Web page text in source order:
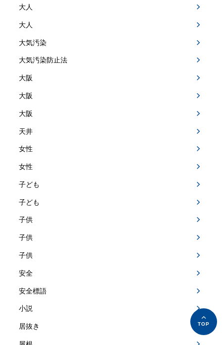
大人
大人
大気汚染
大気汚染防止法
大阪
大阪
大阪
天井
女性
女性
子ども
子ども
子供
子供
子供
安全
安全標語
小説
居抜き